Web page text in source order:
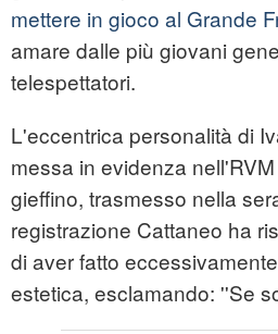
mettere in gioco al Grande
amare dalle più giovani
telespettatori.
L'eccentrica personalità di
messa in evidenza
gieffino, trasmesso nella
registrazione Cattaneo ha
di aver fatto
estetica, esclamando: ''Se